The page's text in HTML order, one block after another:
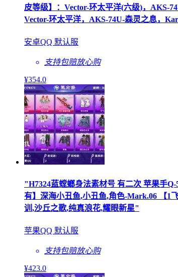
皮等级】：Vector-环太平洋(六级)，AKS-
Vector-环太平洋，AKS-74U-森灵之息，
安卓QQ 默认服
支持包赔放心购
¥354.0
"H7324蓝螳螂身法素材号 有二次 苹果手
有】深海小丑鱼,小丑鱼,角色-Mark.06 【1
训,沙丘之歌,纯真浪花,耀眼新星"
苹果QQ 默认服
支持包赔放心购
¥423.0